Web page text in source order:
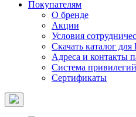
Покупателям
О бренде
Акции
Условия
Скачать каталог
Адреса и контакты
Система привилегий
Сертификаты